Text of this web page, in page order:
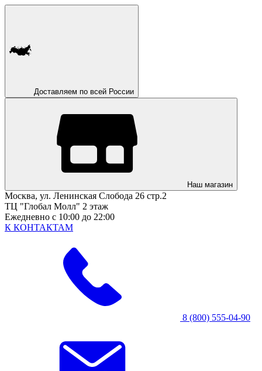
Доставляем по всей России
Наш магазин
Москва, ул. Ленинская Слобода 26 стр.2
ТЦ "Глобал Молл" 2 этаж
Ежедневно с 10:00 до 22:00
К КОНТАКТАМ
8 (800) 555-04-90